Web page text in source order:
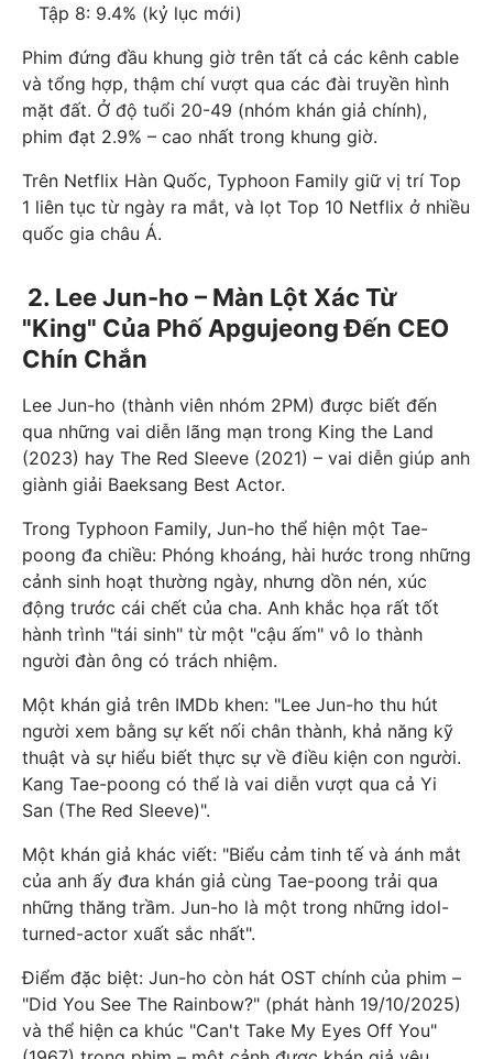
Tập 8: 9.4% (kỷ lục mới)
Phim đứng đầu khung giờ trên tất cả các kênh cable
và tổng hợp, thậm chí vượt qua các đài truyền hình
mặt đất. Ở độ tuổi 20-49 (nhóm khán giả chính),
phim đạt 2.9% – cao nhất trong khung giờ.
Trên Netflix Hàn Quốc, Typhoon Family giữ vị trí Top
1 liên tục từ ngày ra mắt, và lọt Top 10 Netflix ở nhiều
quốc gia châu Á.
2. Lee Jun-ho – Màn Lột Xác Từ
"King" Của Phố Apgujeong Đến CEO
Chín Chắn
Lee Jun-ho (thành viên nhóm 2PM) được biết đến
qua những vai diễn lãng mạn trong King the Land
(2023) hay The Red Sleeve (2021) – vai diễn giúp anh
giành giải Baeksang Best Actor.
Trong Typhoon Family, Jun-ho thể hiện một Tae-
poong đa chiều: Phóng khoáng, hài hước trong những
cảnh sinh hoạt thường ngày, nhưng dồn nén, xúc
động trước cái chết của cha. Anh khắc họa rất tốt
hành trình "tái sinh" từ một "cậu ấm" vô lo thành
người đàn ông có trách nhiệm.
Một khán giả trên IMDb khen: "Lee Jun-ho thu hút
người xem bằng sự kết nối chân thành, khả năng kỹ
thuật và sự hiểu biết thực sự về điều kiện con người.
Kang Tae-poong có thể là vai diễn vượt qua cả Yi
San (The Red Sleeve)".
Một khán giả khác viết: "Biểu cảm tinh tế và ánh mắt
của anh ấy đưa khán giả cùng Tae-poong trải qua
những thăng trầm. Jun-ho là một trong những idol-
turned-actor xuất sắc nhất".
Điểm đặc biệt: Jun-ho còn hát OST chính của phim –
"Did You See The Rainbow?" (phát hành 19/10/2025)
và thể hiện ca khúc "Can't Take My Eyes Off You"